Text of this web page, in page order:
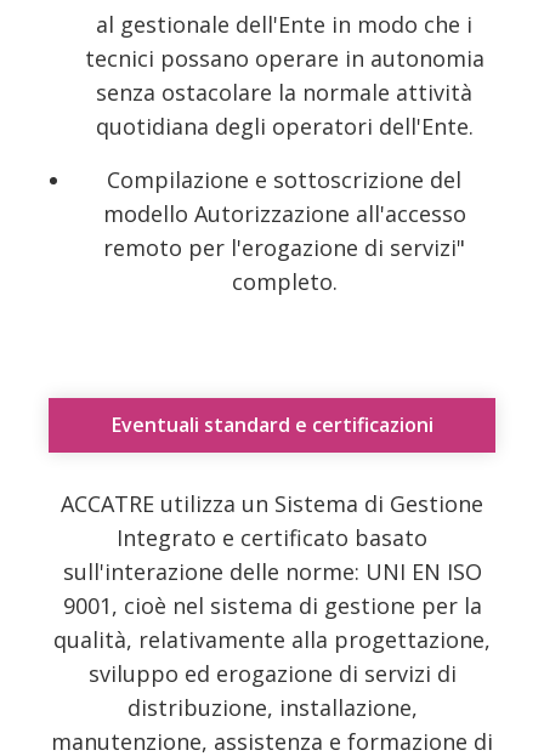
al gestionale dell'Ente in modo che i
tecnici possano operare in autonomia
senza ostacolare la normale attività
quotidiana degli operatori dell'Ente.
Compilazione e sottoscrizione del
modello Autorizzazione all'accesso
remoto per l'erogazione di servizi"
completo.
Eventuali standard e certificazioni
ACCATRE utilizza un Sistema di Gestione
Integrato e certificato basato
sull'interazione delle norme: UNI EN ISO
9001, cioè nel sistema di gestione per la
qualità, relativamente alla progettazione,
sviluppo ed erogazione di servizi di
distribuzione, installazione,
manutenzione, assistenza e formazione di